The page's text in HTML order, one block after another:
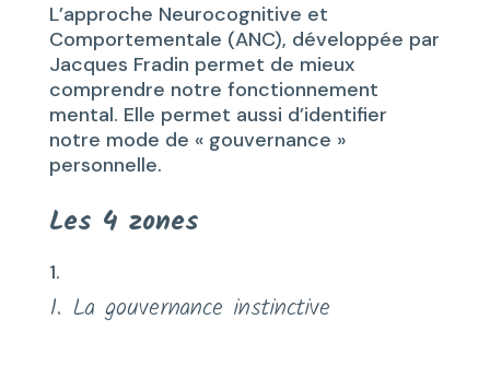
L’approche Neurocognitive et
Comportementale (ANC), développée par
Jacques Fradin permet de mieux
comprendre notre fonctionnement
mental. Elle permet aussi d’identifier
notre mode de « gouvernance »
personnelle.
Les 4 zones
1. La gouvernance instinctive